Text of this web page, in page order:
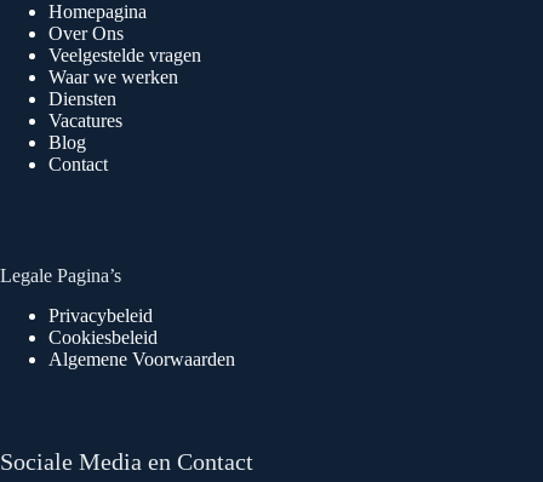
Homepagina
Over Ons
Veelgestelde vragen
Waar we werken
Diensten
Vacatures
Blog
Contact
Legale Pagina’s
Privacybeleid
Cookiesbeleid
Algemene Voorwaarden
Sociale Media en Contact